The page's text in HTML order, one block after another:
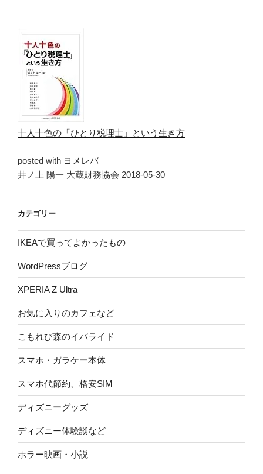
十人十色の「ひとり税理士」という生き方
posted with ヨメレバ
井ノ上 陽一 大蔵財務協会 2018-05-30
カテゴリー
IKEAで買ってよかったもの
WordPressブログ
XPERIA Z Ultra
お気に入りのカフェなど
こもれび森のイバライド
スマホ・ガラケー本体
スマホ代節約、格安SIM
ディズニーグッズ
ディズニー体験談など
ホラー映画・小説